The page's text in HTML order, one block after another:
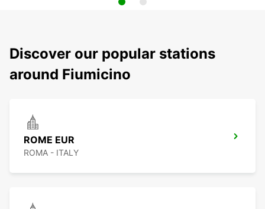
Discover our popular stations
around Fiumicino
ROME EUR
ROMA - ITALY